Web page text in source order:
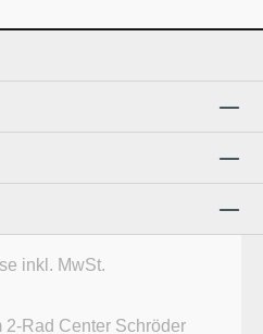
inkl. MwSt.
Rad Center Schröder